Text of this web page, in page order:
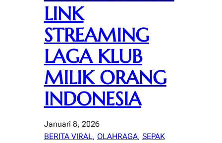
LINK
STREAMING
LAGA KLUB
MILIK ORANG
INDONESIA
Januari 8, 2026
BERITA VIRAL, OLAHRAGA, SEPAK